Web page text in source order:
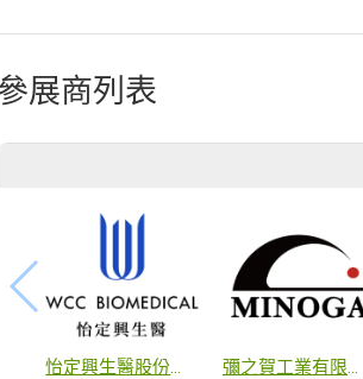
展商列表
怡定興生醫股份有限公司 彌之賀工業有限公司